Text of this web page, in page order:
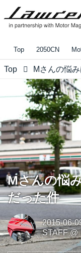
Top 2050CN
Top
Mさんの悩
だった件
2015-06-
STAFF@